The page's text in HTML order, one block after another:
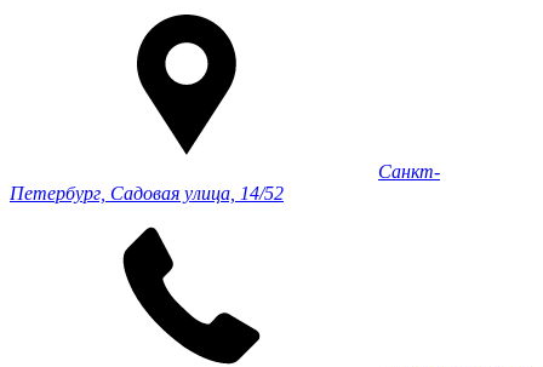
Санкт-
Петербург, Садовая улица, 14/52